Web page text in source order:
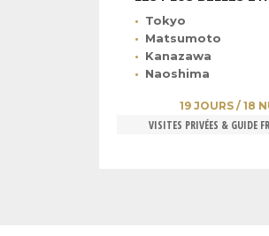
Tokyo
Matsumoto
Kanazawa
Naoshima
19 JOURS / 18
VISITES PRIVÉES & GUIDE